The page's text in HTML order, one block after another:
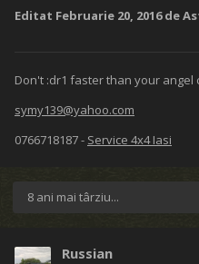
Editat Februarie 20, 2016de
Don't :dr1 faster than your angel
symy139@yahoo.com
0766718187 - Service 4x4 Iasi
8 ani mai târziu...
Russian